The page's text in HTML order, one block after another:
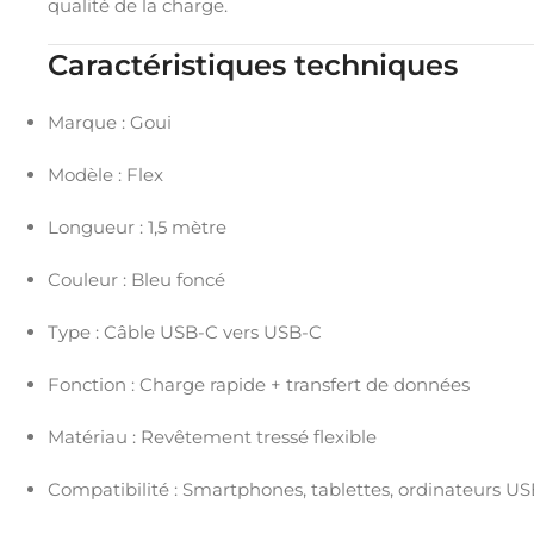
qualité de la charge.
Caractéristiques techniques
Marque : Goui
Modèle : Flex
Longueur : 1,5 mètre
Couleur : Bleu foncé
Type : Câble USB-C vers USB-C
Fonction : Charge rapide + transfert de données
Matériau : Revêtement tressé flexible
Compatibilité : Smartphones, tablettes, ordinateurs